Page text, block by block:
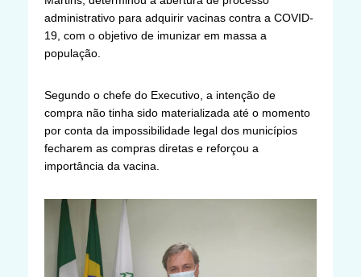
administrativo para adquirir vacinas contra a COVID-
19, com o objetivo de imunizar em massa a
população.
Segundo o chefe do Executivo, a intenção de
compra não tinha sido materializada até o momento
por conta da impossibilidade legal dos municípios
fecharem as compras diretas e reforçou a
importância da vacina.